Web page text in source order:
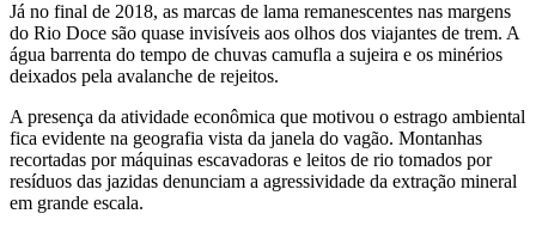
Já no final de 2018, as marcas de lama remanescentes nas margens
do Rio Doce são quase invisíveis aos olhos dos viajantes de trem. A
água barrenta do tempo de chuvas camufla a sujeira e os minérios
deixados pela avalanche de rejeitos.
A presença da atividade econômica que motivou o estrago ambiental
fica evidente na geografia vista da janela do vagão. Montanhas
recortadas por máquinas escavadoras e leitos de rio tomados por
resíduos das jazidas denunciam a agressividade da extração mineral
em grande escala.